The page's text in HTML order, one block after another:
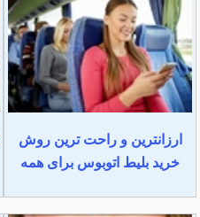
ارزانترین و راحت ترین روش
خرید بلیط اتوبوس برای همه